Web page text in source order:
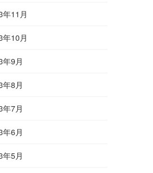
年11月
年10月
9月
8月
7月
6月
5月